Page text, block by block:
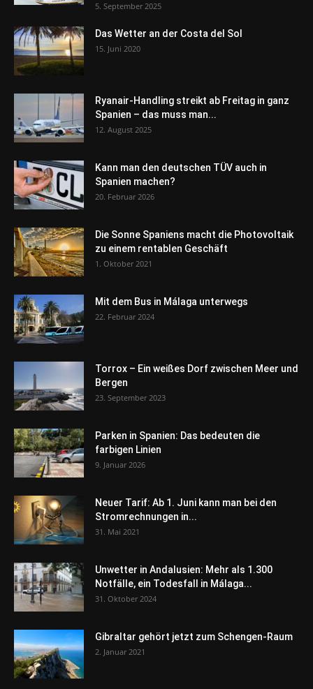
5. September 2025
Das Wetter an der Costa del Sol
15. Juni 2020
Ryanair-Handling streikt ab Freitag in ganz
Spanien – das muss man...
12. August 2025
Kann man den deutschen TÜV auch in
Spanien machen?
20. Februar 2026
Die Sonne Spaniens macht die Photovoltaik
zu einem rentablen Geschäft
1. Oktober 2021
Mit dem Bus in Málaga unterwegs
22. Februar 2024
Torrox – Ein weißes Dorf zwischen Meer und
Bergen
23. September 2023
Parken in Spanien: Das bedeuten die
farbigen Linien
9. Januar 2026
Neuer Tarif: Ab 1. Juni kann man bei den
Stromrechnungen in...
31. Mai 2021
Unwetter in Andalusien: Mehr als 1.300
Notfälle, ein Todesfall in Málaga...
31. Oktober 2024
Gibraltar gehört jetzt zum Schengen-Raum
2. Januar 2021